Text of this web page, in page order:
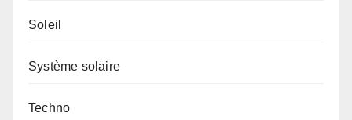
Soleil
Système solaire
Techno